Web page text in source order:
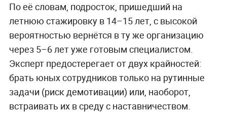
По её словам, подросток, пришедший на
летнюю стажировку в 14–15 лет, с высокой
вероятностью вернётся в ту же организацию
через 5–6 лет уже готовым специалистом.
Эксперт предостерегает от двух крайностей:
брать юных сотрудников только на рутинные
задачи (риск демотивации) или, наоборот,
встраивать их в среду с наставничеством.